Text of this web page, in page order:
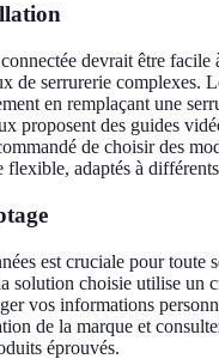
devrait être facile
de serrurerie complexes.
en remplaçant une
proposent des guides
de choisir des
flexible, adaptés à
est cruciale pour toute
solution choisie utilise un
vos informations
de la marque et
éprouvés.